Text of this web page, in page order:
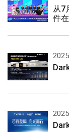
从7
件